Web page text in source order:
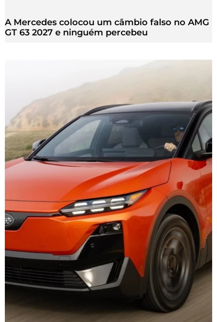
A Mercedes colocou um câmbio falso no AMG
GT 63 2027 e ninguém percebeu